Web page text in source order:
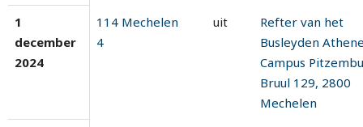
1
december
2024
114 Mechelen
4
uit
Refter van het
Busleyden
Campus
Bruul 129, 2800
Mechelen